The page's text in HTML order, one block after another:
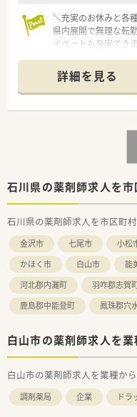
＼充実のお休みと各
県内展開で無理な転
イベートも充実でき
＊
【店舗情報と応需状況
■松任駅から車で10
い環境が整っている
り、1日の応需枚数は
■薬剤師2名と事務員
【法人特徴について】
■県内に8店舗の調剤
伴うような無理な転
■法人の代表が医師
が深く、社員をとて
【想定される業務内容】
■外来の患者様に対す
の基本的な薬剤師業
医薬品の知識を活か
【職場環境と雰囲気】
■20代から30代の若
詳細を見る
石川県の薬剤師求人を
石川県の薬剤師求人を市区町
金沢市 七尾市 小松
かほく市
白山市 能
河北郡内灘町
羽咋郡志賀
鹿島郡中能登町
鳳珠郡穴
白山市の薬剤師求人を
白山市の薬剤師求人を業種か
調剤薬局 企業 ドラ